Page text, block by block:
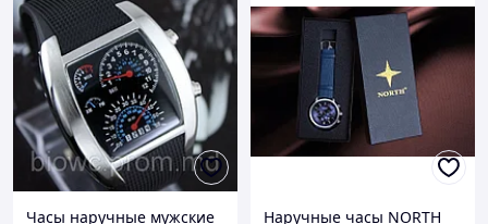
Часы наручные мужские
Наручные часы NORTH